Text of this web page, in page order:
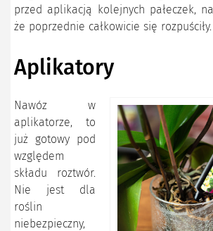
przed aplikacją kolejnych pałeczek,
że poprzednie całkowicie się rozpuściły.
Aplikatory
Nawóz w
aplikatorze, to
już gotowy pod
względem
składu roztwór.
Nie jest dla
roślin
niebezpieczny,